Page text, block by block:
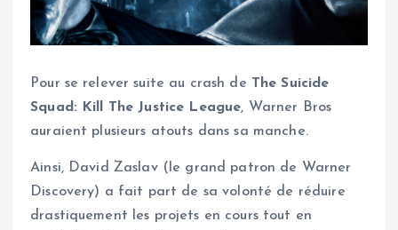
Pour se relever suite au crash de The Suicide
Squad: Kill The Justice League, Warner Bros
auraient plusieurs atouts dans sa manche.
Ainsi, David Zaslav (le grand patron de Warner
Discovery) a fait part de sa volonté de réduire
drastiquement les projets en cours tout en